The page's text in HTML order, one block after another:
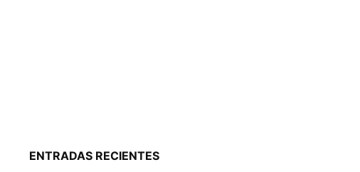
ENTRADAS RECIENTES